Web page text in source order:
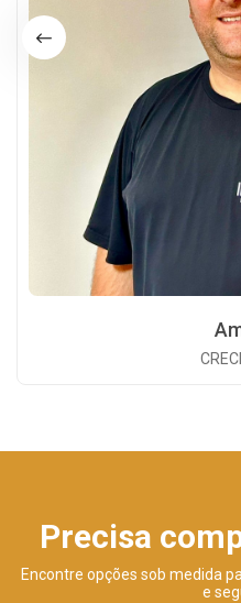
Precisa
Encontre opções sob medida
e